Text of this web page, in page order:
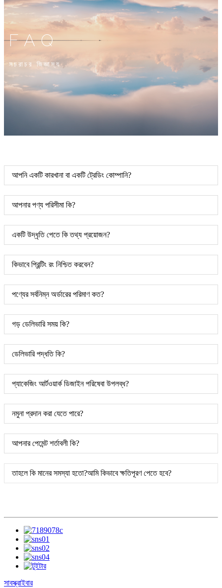
FAQ
সচরাচর জিজ্ঞাস্য
আপনি একটি কারখানা বা একটি ট্রেডিং কোম্পানি?
আপনার পণ্য পরিসীমা কি?
একটি উদ্ধৃতি পেতে কি তথ্য প্রয়োজন?
কিভাবে প্রিন্টিং রং নিশ্চিত করবেন?
পণ্যের সর্বনিম্ন অর্ডারের পরিমাণ কত?
গড় ডেলিভারি সময় কি?
ডেলিভারি পদ্ধতি কি?
প্যাকেজিং আর্টওয়ার্ক ডিজাইন পরিষেবা উপলব্ধ?
নমুনা প্রদান করা যেতে পারে?
আপনার পেমেন্ট শর্তাবলী কি?
তাহলে কি মানের সমস্যা হতো?আমি কিভাবে ক্ষতিপূরণ পেতে হবে?
সাবস্ক্রাইবার